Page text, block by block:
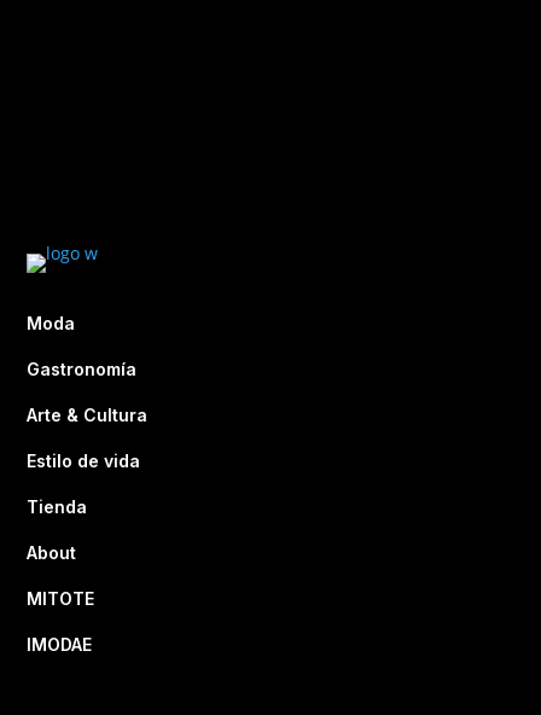
Moda
Gastronomía
Arte & Cultura
Estilo de vida
Tienda
About
MITOTE
IMODAE